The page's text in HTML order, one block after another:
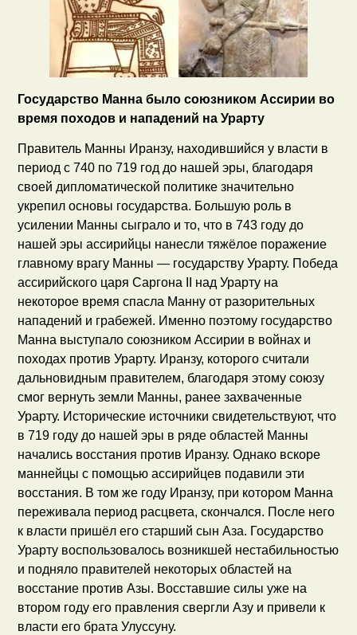
Государство Манна было союзником Ассирии во
время походов и нападений на Урарту
Правитель Манны Иранзу, находившийся у власти в
период с 740 по 719 год до нашей эры, благодаря
своей дипломатической политике значительно
укрепил основы государства. Большую роль в
усилении Манны сыграло и то, что в 743 году до
нашей эры ассирийцы нанесли тяжёлое поражение
главному врагу Манны — государству Урарту. Победа
ассирийского царя Саргона II над Урарту на
некоторое время спасла Манну от разорительных
нападений и грабежей. Именно поэтому государство
Манна выступало союзником Ассирии в войнах и
походах против Урарту. Иранзу, которого считали
дальновидным правителем, благодаря этому союзу
смог вернуть земли Манны, ранее захваченные
Урарту. Исторические источники свидетельствуют, что
в 719 году до нашей эры в ряде областей Манны
начались восстания против Иранзу. Однако вскоре
маннейцы с помощью ассирийцев подавили эти
восстания. В том же году Иранзу, при котором Манна
переживала период расцвета, скончался. После него
к власти пришёл его старший сын Аза. Государство
Урарту воспользовалось возникшей нестабильностью
и подняло правителей некоторых областей на
восстание против Азы. Восставшие силы уже на
втором году его правления свергли Азу и привели к
власти его брата Улуссуну.